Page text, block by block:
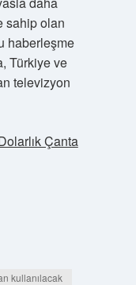
sahip olan
haberleşme
Türkiye ve
televizyon
Çanta
kullanılacak